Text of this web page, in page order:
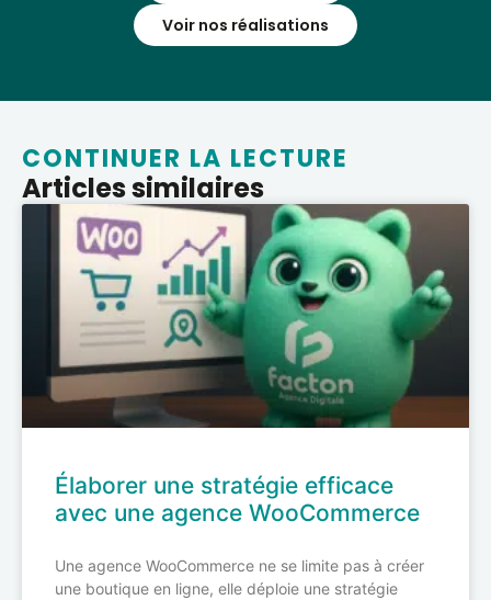
Voir nos réalisations
CONTINUER LA LECTURE
Articles similaires
Élaborer une stratégie efficace
avec une agence WooCommerce
Une agence WooCommerce ne se limite pas à créer
une boutique en ligne, elle déploie une stratégie